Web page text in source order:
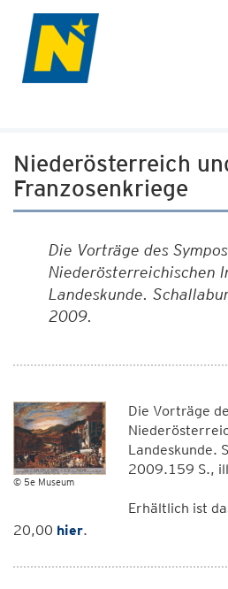
Niederösterreich
Franzosenkriege
Die Vorträge des
Niederösterreichischen
Landeskunde.
2009.
© 5e Museum
Die Vorträge
Landeskunde.
2009.159 S.,
Erhältlich ist
20,00 hier.